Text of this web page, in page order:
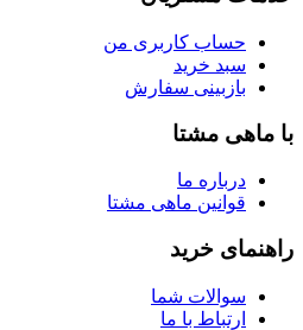
حساب کاربری من
سبد خرید
بازبینی سفارش
با ماهی مشتا
درباره ما
قوانین ماهی مشتا
راهنمای خرید
سوالات شما
ارتباط با ما